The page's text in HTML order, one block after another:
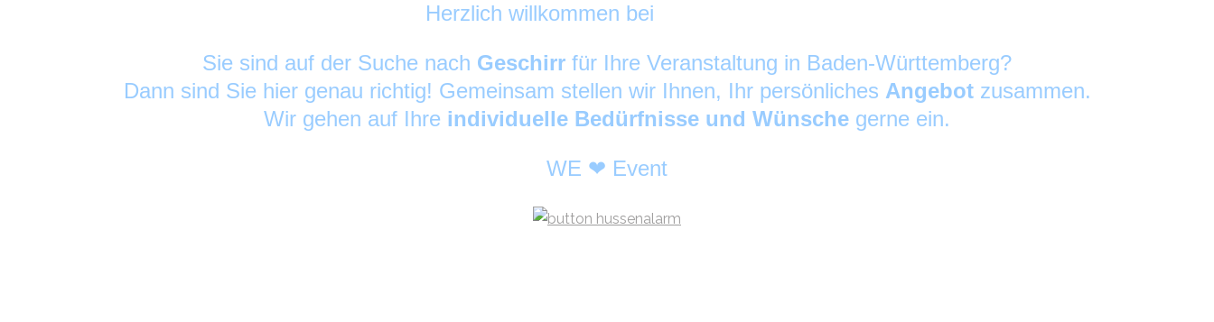
Herzlich willkommen bei
Sie sind auf der Suche nach Geschirr für Ihre Veranstaltung in Baden-Württemberg?
Dann sind Sie hier genau richtig! Gemeinsam stellen wir Ihnen, Ihr persönliches Angebot zusammen.
Wir gehen auf Ihre individuelle Bedürfnisse und Wünsche gerne ein.
WE ❤ Event